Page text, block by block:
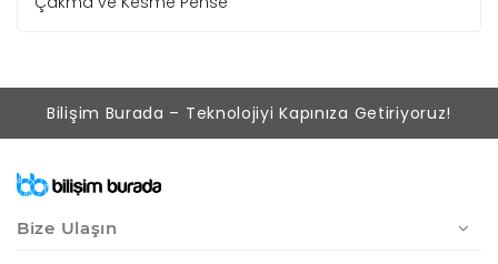
Bilişim Burada – Teknolojiyi Kapınıza Getiriyoruz!
Bize Ulaşın